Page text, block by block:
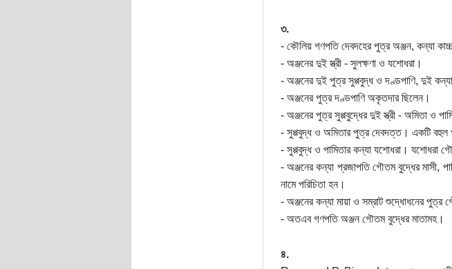
৩.
- কৌলিয় গণপতি দেবদহের পুত্র অঞ্জন, কন্যা
- অঞ্জনের দুই স্ত্রী - সুলক্ষণা ও যশোধরা।
- অঞ্জনের দুই পুত্র সুপ্পবুদ্ধ ও দণ্ডপাণি, দুই
- অঞ্জনের পুত্র দণ্ডপাণি অকৃতদার ছিলেন।
- অঞ্জনের পুত্র সুপ্পবুদ্ধের দুই স্ত্রী - অমিতা ও
- সুপ্পবুদ্ধ ও অমিতার পুত্র দেবদত্ত। একটি বহুল
- সুপ্পবুদ্ধ ও পামিতার কন্যা যশোধরা। যশোধরা
- অঞ্জনের কন্যা প্রজাপতি গৌতম বুদ্ধের মাসী,
নামে পরিচিতা হন।
- অঞ্জনের কন্যা মায়া ও সম্রাট শুদ্ধোধনের পুত্র
- অতএব গণপতি অঞ্জন গৌতম বুদ্ধের মাতামহ।
৪.